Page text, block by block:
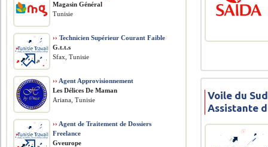
Voile du
Assistante
Magasin Général
Tunisie
›› Technicien Supérieur Courant Faible
G.t.t.s
Sfax, Tunisie
›› Agent Approvisionnement
Les Délices De Maman
Ariana, Tunisie
›› Agent de Traitement de Dossiers
Freelance
Gveurope